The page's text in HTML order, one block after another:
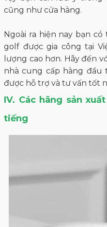
cũng như cửa hàng.
Ngoài ra hiện nay bạn
golf được gia công tại
lượng cao hơn. Hãy đến
nhà cung cấp hàng đầu
được hỗ trợ và tư vấn tốt
IV. Các hãng sản
tiếng